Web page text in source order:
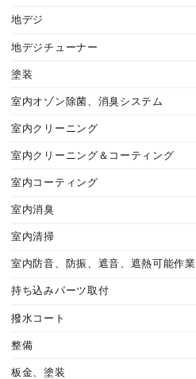
地デジ
地デジチューナー
塗装
室内オゾン除菌、消臭システム
室内クリーニング
室内クリーニング＆コーティング
室内コーティング
室内消臭
室内清掃
室内防音、防振、遮音、遮熱可能作業
持ち込みパーツ取付
撥水コート
整備
板金、塗装